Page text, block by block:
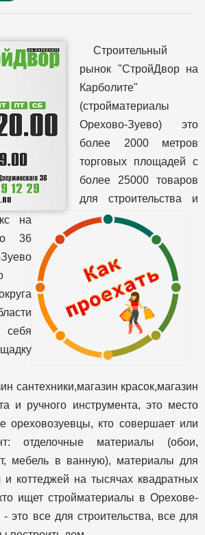
Строительный
рынок "СтройДвор на
Карболите"
(стройматериалы
Орехово-Зуево) это
более 2000 метров
торговых площадей с
более 25000 товаров
для строительства и
на
36
сантехники,магазин красок,магазин
и ручного инструмента, это место
ореховозуевцы, кто совершает или
отделочные материалы (обои,
мебель в ванную), материалы для
и коттеджей на тысячах квадратных
ищет стройматериалы в Орехове-
это все для строительства, все для